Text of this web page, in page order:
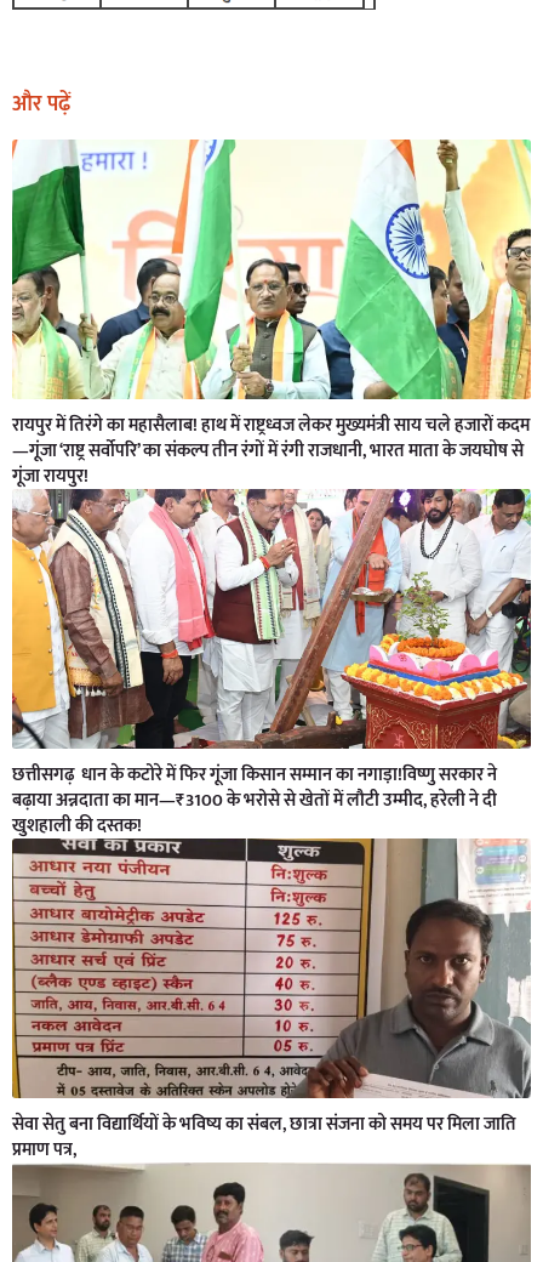
और पढ़ें
रायपुर में तिरंगे का महासैलाब! हाथ में राष्ट्रध्वज लेकर मुख्यमंत्री साय चले हजारों कदम
—गूंजा ‘राष्ट्र सर्वोपरि’ का संकल्प तीन रंगों में रंगी राजधानी, भारत माता के जयघोष से
गूंजा रायपुर!
छत्तीसगढ़ धान के कटोरे में फिर गूंजा किसान सम्मान का नगाड़ा!विष्णु सरकार ने
बढ़ाया अन्नदाता का मान—₹3100 के भरोसे से खेतों में लौटी उम्मीद, हरेली ने दी
खुशहाली की दस्तक!
सेवा सेतु बना विद्यार्थियों के भविष्य का संबल, छात्रा संजना को समय पर मिला जाति
प्रमाण पत्र,